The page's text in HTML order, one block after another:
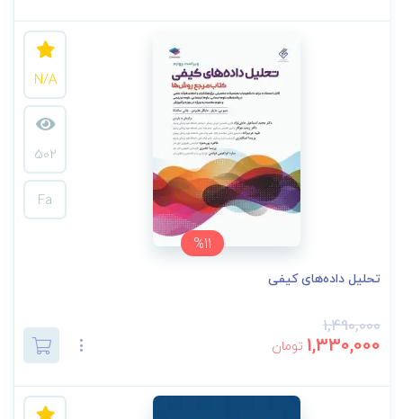
%11
N/A
502
Fa
تحلیل داده‌های کیفی
1,490,000
1,330,000 تومان